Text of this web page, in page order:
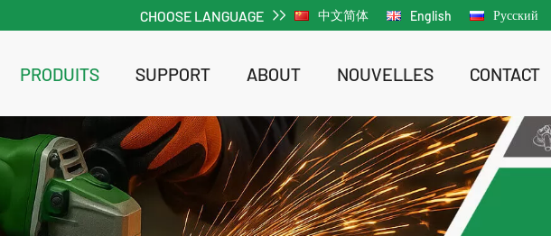
CHOOSE LANGUAGE 中文简体 English Русский
PRODUITS SUPPORT ABOUT NOUVELLES CONTACT